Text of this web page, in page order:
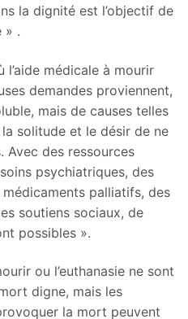
la dignité est l’objectif de
» .
médicale à mourir
demandes proviennent,
mais de causes telles
solitude et le désir de ne
Avec des ressources
psychiatriques, des
palliatifs, des
soutiens sociaux, de
possibles ».
ou l’euthanasie ne sont
digne, mais les
la mort peuvent